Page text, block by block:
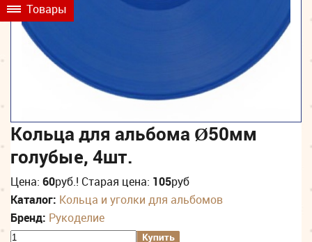
Кольца для альбома Ø50мм
голубые, 4шт.
Цена: 60руб.! Старая цена: 105руб
Каталог: Кольца и уголки для альбомов
Бренд: Рукоделие
Товары